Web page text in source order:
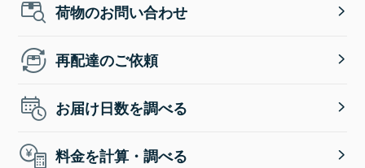
荷物のお問い合わせ
再配達のご依頼
お届け日数を調べる
料金を計算・調べる